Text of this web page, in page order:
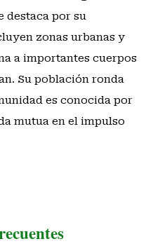
destaca por su
zonas urbanas y
a importantes cuerpos
Su población ronda
es conocida por
mutua en el impulso